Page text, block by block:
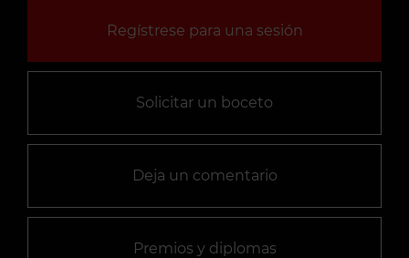
Regístrese para una sesión
Solicitar un boceto
Deja un comentario
Premios y diplomas